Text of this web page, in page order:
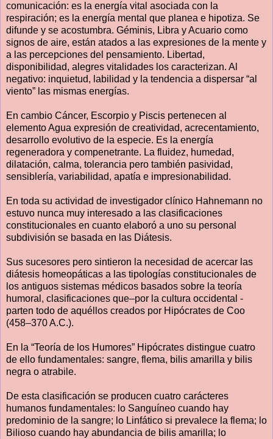
comunicación: es la energía vital asociada con la
respiración; es la energía mental que planea e hipotiza. Se
difunde y se acostumbra. Géminis, Libra y Acuario como
signos de aire, están atados a las expresiones de la mente y
a las percepciones del pensamiento. Libertad,
disponibilidad, alegres vitalidades los caracterizan. Al
negativo: inquietud, labilidad y la tendencia a dispersar “al
viento” las mismas energías.
En cambio Cáncer, Escorpio y Piscis pertenecen al
elemento Agua expresión de creatividad, acrecentamiento,
desarrollo evolutivo de la especie. Es la energía
regeneradora y compenetrante. La fluidez, humedad,
dilatación, calma, tolerancia pero también pasividad,
sensiblería, variabilidad, apatía e impresionabilidad.
En toda su actividad de investigador clínico Hahnemann no
estuvo nunca muy interesado a las clasificaciones
constitucionales en cuanto elaboró a uno su personal
subdivisión se basada en las Diátesis.
Sus sucesores pero sintieron la necesidad de acercar las
diátesis homeopáticas a las tipologías constitucionales de
los antiguos sistemas médicos basados sobre la teoría
humoral, clasificaciones que–por la cultura occidental -
parten todo de aquéllos creados por Hipócrates de Coo
(458–370 A.C.).
En la “Teoría de los Humores” Hipócrates distingue cuatro
de ello fundamentales: sangre, flema, bilis amarilla y bilis
negra o atrabile.
De esta clasificación se producen cuatro carácteres
humanos fundamentales: lo Sanguíneo cuando hay
predominio de la sangre; lo Linfático si prevalece la flema; lo
Bilioso cuando hay abundancia de bilis amarilla; lo